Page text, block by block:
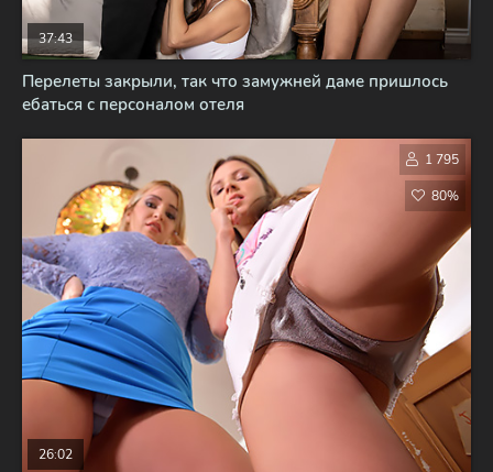
Перелеты закрыли, так что замужней даме пришлось
ебаться с персоналом отеля
37:43
26:02
1 795
80%